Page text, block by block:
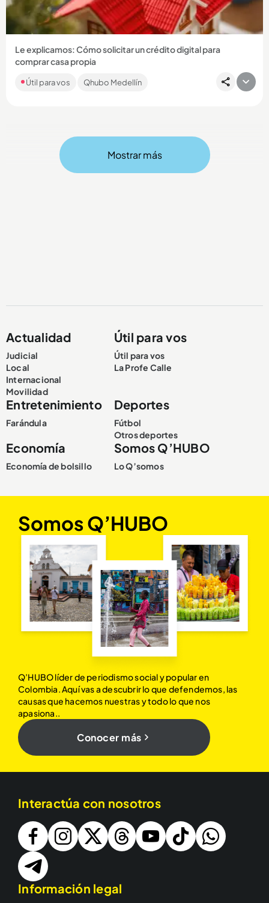
Le explicamos: Cómo solicitar un crédito digital para
comprar casa propia
Le contamos cómo. FNA creó ‘Crédito digital’ para que deje
las filas a la hora de tramitar créditos de vivienda. ...
Útil para vos Qhubo Medellín
Mostrar más
Actualidad
Judicial
Local
Internacional
Movilidad
Útil para vos
Útil para vos
La Profe Calle
Entretenimiento
Farándula
Deportes
Fútbol
Otros deportes
Economía
Economía de bolsillo
Somos Q’HUBO
Lo Q’somos
Somos Q’HUBO
Q’HUBO líder de periodismo social y popular en
Colombia. Aquí vas a descubrir lo que defendemos, las
causas que hacemos nuestras y todo lo que nos
apasiona..
Conocer más
Interactúa con nosotros
Información legal